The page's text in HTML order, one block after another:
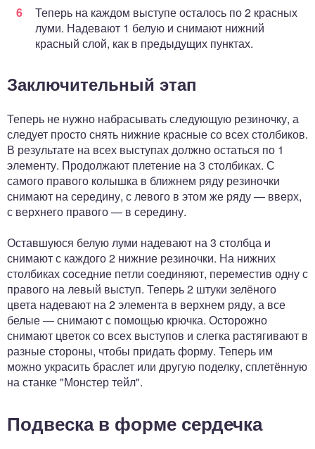
Теперь на каждом выступе осталось по 2 красных
луми. Надевают 1 белую и снимают нижний
красный слой, как в предыдущих пунктах.
Заключительный этап
Теперь не нужно набрасывать следующую резиночку, а
следует просто снять нижние красные со всех столбиков.
В результате на всех выступах должно остаться по 1
элементу. Продолжают плетение на 3 столбиках. С
самого правого колышка в ближнем ряду резиночки
снимают на середину, с левого в этом же ряду — вверх,
с верхнего правого — в середину.
Оставшуюся белую луми надевают на 3 столбца и
снимают с каждого 2 нижние резиночки. На нижних
столбиках соседние петли соединяют, переместив одну с
правого на левый выступ. Теперь 2 штуки зелёного
цвета надевают на 2 элемента в верхнем ряду, а все
белые — снимают с помощью крючка. Осторожно
снимают цветок со всех выступов и слегка растягивают в
разные стороны, чтобы придать форму. Теперь им
можно украсить браслет или другую поделку, сплетённую
на станке "Монстер тейл".
Подвеска в форме сердечка